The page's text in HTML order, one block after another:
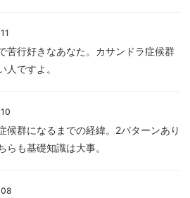
11
苦行好きなあなた。カサンドラ症候群
人ですよ。
10
候群になるまでの経緯。2パターンあり
らも基礎知識は大事。
08